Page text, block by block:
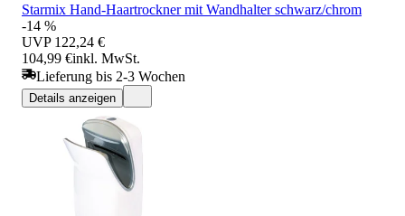
Starmix Hand-Haartrockner mit Wandhalter schwarz/chrom
-14 %
UVP 122,24 €
104,99 €inkl. MwSt.
Lieferung bis 2-3 Wochen
Details anzeigen